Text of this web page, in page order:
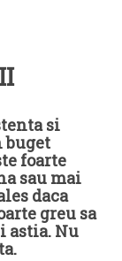
si
buget
foarte
sau mai
daca
greu sa
astia. Nu